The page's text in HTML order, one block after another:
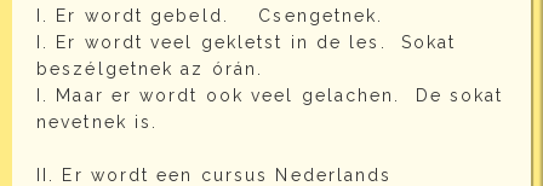
I. Er wordt gebeld. Csengetnek.
I. Er wordt veel gekletst in de les. Sokat
beszélgetnek az órán.
I. Maar er wordt ook veel gelachen. De sokat
nevetnek is.
II. Er wordt een cursus Nederlands